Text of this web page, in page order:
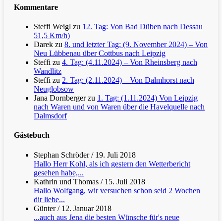
Kommentare
Steffi Weigl zu 12. Tag: Von Bad Düben nach Dessau
51,5 Km/h)
Darek zu 8. und letzter Tag: (9. November 2024) – Von
Neu Lübbenau über Cottbus nach Leipzig
Steffi zu 4. Tag: (4.11.2024) – Von Rheinsberg nach
Wandlitz
Steffi zu 2. Tag: (2.11.2024) – Von Dalmhorst nach
Neuglobsow
Jana Dornbergerzu 1. Tag: (1.11.2024) Von Leipzig
nach Waren und von Waren über die Havelquelle nach
Dalmsdorf
Gästebuch
Stephan Schröder/ 19. Juli 2018
Hallo Herr Kohl, als ich gestern den Wetterbericht
gesehen habe,...
Kathrin und Thomas / 15. Juli 2018
Hallo Wolfgang, wir versuchen schon seid 2 Wochen
dir liebe...
Günter/ 12. Januar 2018
...auch aus Jena die besten Wünsche für's neue